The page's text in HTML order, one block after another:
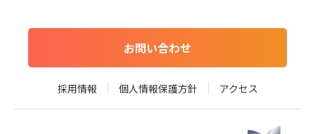
お問い合わせ
採用情報 個人情報保護方針 アクセス